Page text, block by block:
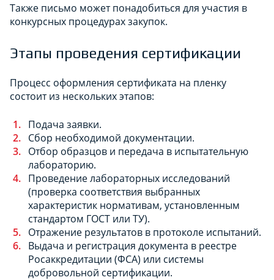
Также письмо может понадобиться для участия в
конкурсных процедурах закупок.
Этапы проведения сертификации
Процесс оформления сертификата на пленку
состоит из нескольких этапов:
Подача заявки.
Сбор необходимой документации.
Отбор образцов и передача в испытательную
лабораторию.
Проведение лабораторных исследований
(проверка соответствия выбранных
характеристик нормативам, установленным
стандартом ГОСТ или ТУ).
Отражение результатов в протоколе испытаний.
Выдача и регистрация документа в реестре
Росаккредитации (ФСА) или системы
добровольной сертификации.